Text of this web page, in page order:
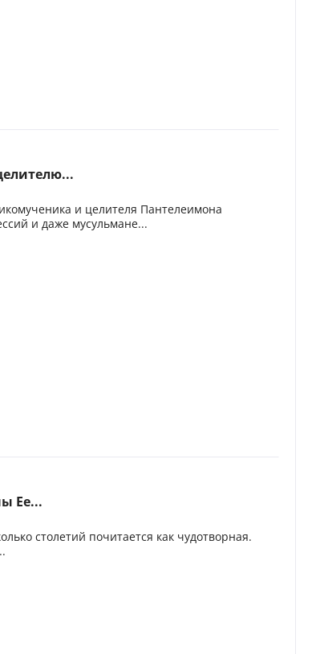
и целителя Пантелеимона
и даже мусульмане...
Ее...
столетий почитается как чудотворная.